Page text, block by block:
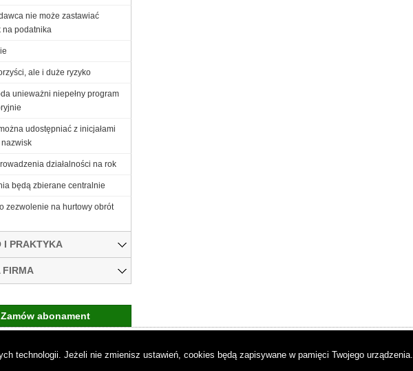
nie może zastawiać
na podatnika
ale i duże ryzyko
unieważni niepełny program
udostępniać z inicjałami
działalności na rok
będą zbierane centralnie
zezwolenie na hurtowy obrót
I PRAKTYKA
FIRMA
Zamów abonament
technologii. Jeżeli nie zmienisz ustawień, cookies będą zapisywane w pamięci Twojego urządzenia.